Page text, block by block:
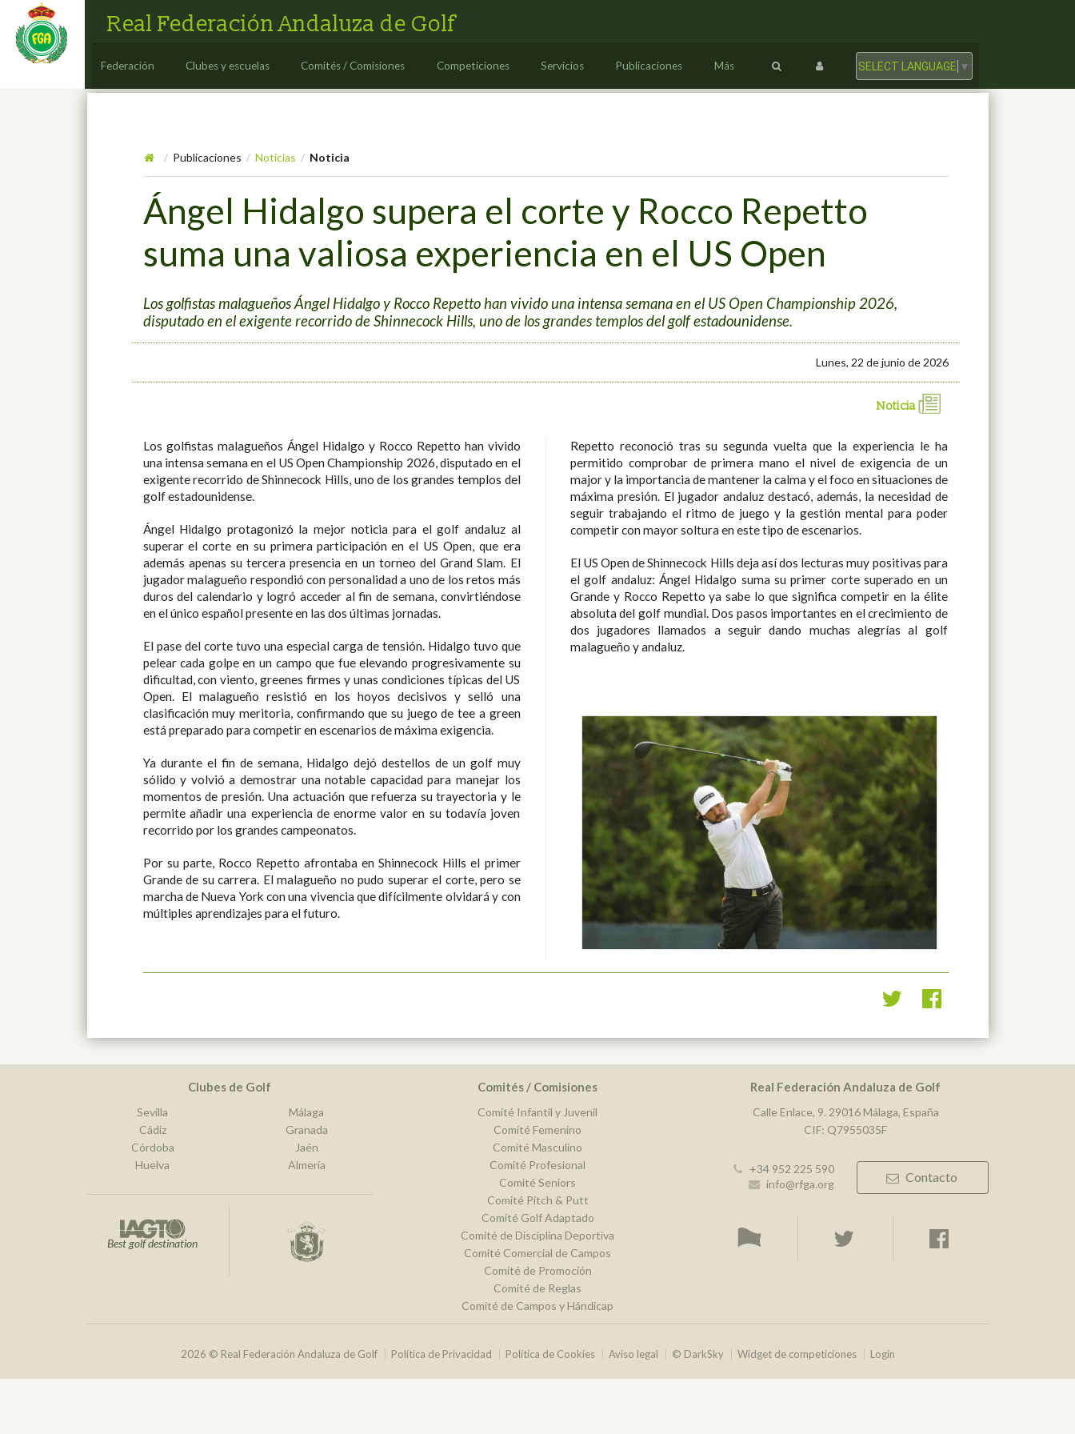
Real Federación Andaluza de Golf
Federación Clubes y escuelas Comités / Comisiones Competiciones Servicios Publicaciones Más SELECT LANGUAGE ▼
/ Publicaciones / Noticias / Noticia
Ángel Hidalgo supera el corte y Rocco Repetto
suma una valiosa experiencia en el US Open
Los golfistas malagueños Ángel Hidalgo y Rocco Repetto han vivido una intensa semana en el US Open Championship 2026,
disputado en el exigente recorrido de Shinnecock Hills, uno de los grandes templos del golf estadounidense.
Lunes, 22 de junio de 2026
Noticia
Los golfistas malagueños Ángel Hidalgo y Rocco Repetto han vivido
una intensa semana en el US Open Championship 2026, disputado en el
exigente recorrido de Shinnecock Hills, uno de los grandes templos del
golf estadounidense.
Ángel Hidalgo protagonizó la mejor noticia para el golf andaluz al
superar el corte en su primera participación en el US Open, que era
además apenas su tercera presencia en un torneo del Grand Slam. El
jugador malagueño respondió con personalidad a uno de los retos más
duros del calendario y logró acceder al fin de semana, convirtiéndose
en el único español presente en las dos últimas jornadas.
El pase del corte tuvo una especial carga de tensión. Hidalgo tuvo que
pelear cada golpe en un campo que fue elevando progresivamente su
dificultad, con viento, greenes firmes y unas condiciones típicas del US
Open. El malagueño resistió en los hoyos decisivos y selló una
clasificación muy meritoria, confirmando que su juego de tee a green
está preparado para competir en escenarios de máxima exigencia.
Ya durante el fin de semana, Hidalgo dejó destellos de un golf muy
sólido y volvió a demostrar una notable capacidad para manejar los
momentos de presión. Una actuación que refuerza su trayectoria y le
permite añadir una experiencia de enorme valor en su todavía joven
recorrido por los grandes campeonatos.
Por su parte, Rocco Repetto afrontaba en Shinnecock Hills el primer
Grande de su carrera. El malagueño no pudo superar el corte, pero se
marcha de Nueva York con una vivencia que difícilmente olvidará y con
múltiples aprendizajes para el futuro.
Repetto reconoció tras su segunda vuelta que la experiencia le ha
permitido comprobar de primera mano el nivel de exigencia de un
major y la importancia de mantener la calma y el foco en situaciones de
máxima presión. El jugador andaluz destacó, además, la necesidad de
seguir trabajando el ritmo de juego y la gestión mental para poder
competir con mayor soltura en este tipo de escenarios.
El US Open de Shinnecock Hills deja así dos lecturas muy positivas para
el golf andaluz: Ángel Hidalgo suma su primer corte superado en un
Grande y Rocco Repetto ya sabe lo que significa competir en la élite
absoluta del golf mundial. Dos pasos importantes en el crecimiento de
dos jugadores llamados a seguir dando muchas alegrías al golf
malagueño y andaluz.
Clubes de Golf
Sevilla
Cádiz
Córdoba
Huelva
Málaga
Granada
Jaén
Almería
Best golf destination
Comités / Comisiones
Comité Infantil y Juvenil
Comité Femenino
Comité Masculino
Comité Profesional
Comité Seniors
Comité Pitch & Putt
Comité Golf Adaptado
Comité de Disciplina Deportiva
Comité Comercial de Campos
Comité de Promoción
Comité de Reglas
Comité de Campos y Hándicap
Real Federación Andaluza de Golf
Calle Enlace, 9. 29016 Málaga, España
CIF: Q7955035F
+34 952 225 590
info@rfga.org
Contacto
2026 © Real Federación Andaluza de Golf Política de Privacidad Política de Cookies Aviso legal © DarkSky Widget de competiciones Login